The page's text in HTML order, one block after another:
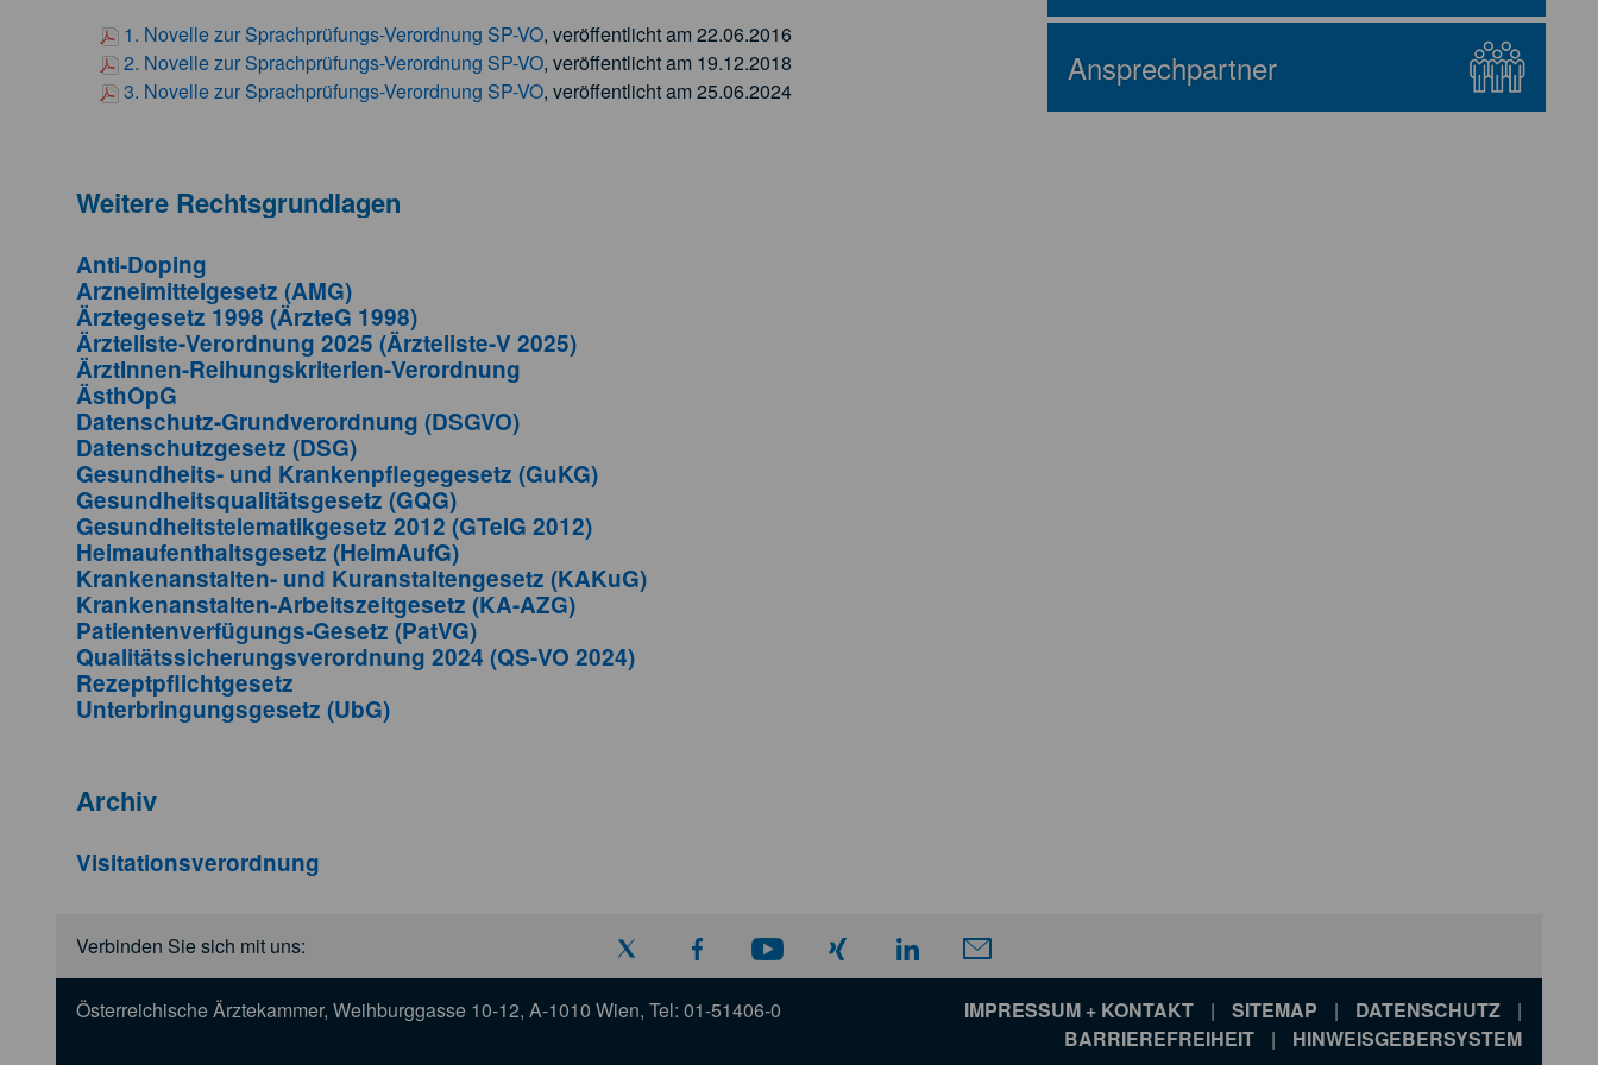
1. Novelle zur Sprachprüfungs-Verordnung SP-VO, veröffentlicht am 22.06.2016
2. Novelle zur Sprachprüfungs-Verordnung SP-VO, veröffentlicht am 19.12.2018
3. Novelle zur Sprachprüfungs-Verordnung SP-VO, veröffentlicht am 25.06.2024
Weitere Rechtsgrundlagen
Anti-Doping
Arzneimittelgesetz (AMG)
Ärztegesetz 1998 (ÄrzteG 1998)
Ärzteliste-Verordnung 2025 (Ärzteliste-V 2025)
ÄrztInnen-Reihungskriterien-Verordnung
ÄsthOpG
Datenschutz-Grundverordnung (DSGVO)
Datenschutzgesetz (DSG)
Gesundheits- und Krankenpflegegesetz (GuKG)
Gesundheitsqualitätsgesetz (GQG)
Gesundheitstelematikgesetz 2012 (GTelG 2012)
Heimaufenthaltsgesetz (HeimAufG)
Krankenanstalten- und Kuranstaltengesetz (KAKuG)
Krankenanstalten-Arbeitszeitgesetz (KA-AZG)
Patientenverfügungs-Gesetz (PatVG)
Qualitätssicherungsverordnung 2024 (QS-VO 2024)
Rezeptpflichtgesetz
Unterbringungsgesetz (UbG)
Archiv
Visitationsverordnung
Ansprechpartner
Verbinden Sie sich mit uns:
Österreichische Ärztekammer, Weihburggasse 10-12, A-1010 Wien, Tel: 01-51406-0 IMPRESSUM + KONTAKT | SITEMAP | DATENSCHUTZ
|
BARRIEREFREIHEIT
| HINWEISGEBERSYSTEM